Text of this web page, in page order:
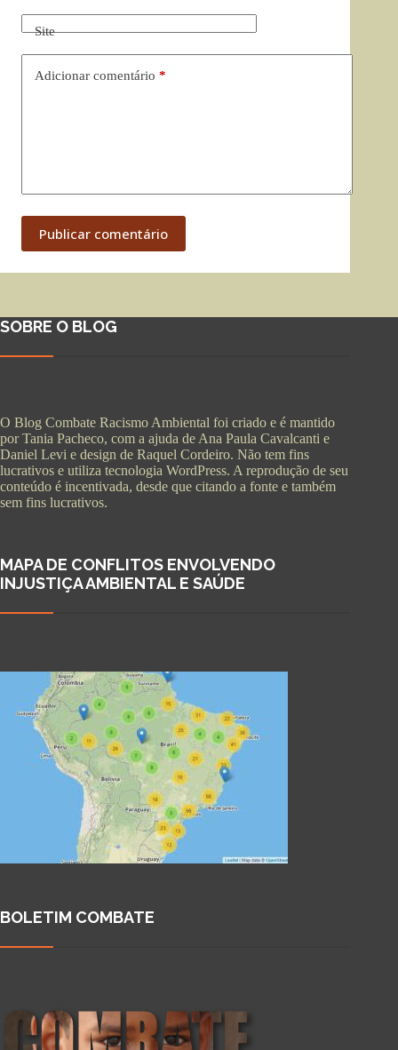
Site
Adicionar comentário *
Publicar comentário
SOBRE O BLOG
O Blog Combate Racismo Ambiental foi criado e é mantido
por Tania Pacheco, com a ajuda de Ana Paula Cavalcanti e
Daniel Levi e design de Raquel Cordeiro. Não tem fins
lucrativos e utiliza tecnologia WordPress. A reprodução de seu
conteúdo é incentivada, desde que citando a fonte e também
sem fins lucrativos.
MAPA DE CONFLITOS ENVOLVENDO
INJUSTIÇA AMBIENTAL E SAÚDE
BOLETIM COMBATE